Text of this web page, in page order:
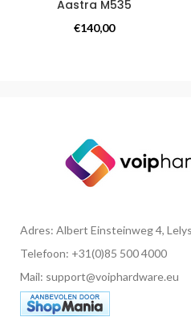
Aastra M535
Overige producten
€140,00
Adres: Albert Einsteinweg 4,
Telefoon: +31(0)85 500 4000
Mail: support@voiphardware.eu